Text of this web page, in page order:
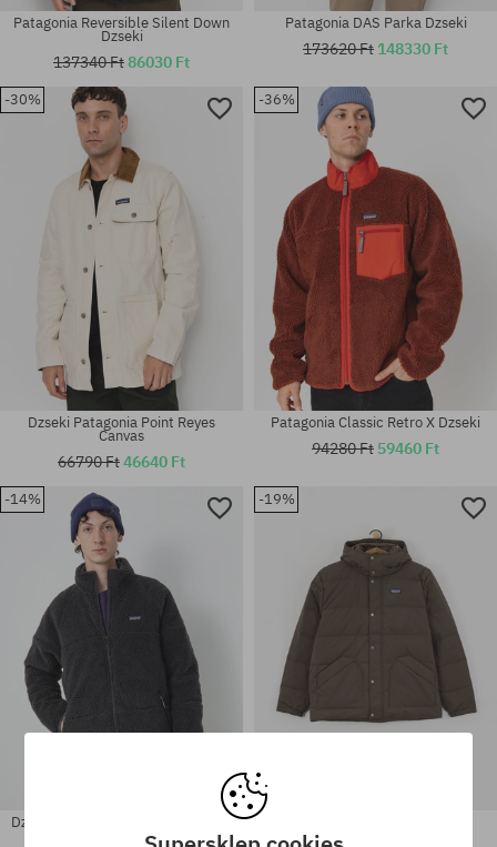
Elérhető méretek:
Elérhető méretek:
Elérhető méretek:
Patagonia Reversible Silent Down
Dzseki
137340 Ft86030 Ft
Elérhető méretek:
Patagonia DAS Parka Dzseki
173620 Ft 148330 Ft
-30%
Dzseki Patagonia Point Reyes
Canvas
66790 Ft46640 Ft
-36%
Patagonia Classic Retro X Dzseki
94280 Ft 59460 Ft
-14%
Dzseki Patagonia Reversible Silent
-19%